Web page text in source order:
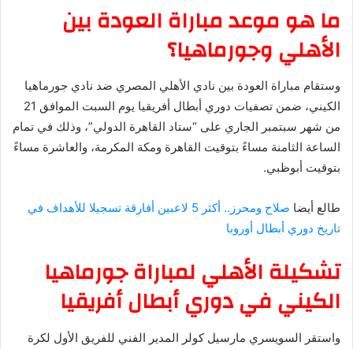
ما هو موعد مباراة العودة بين
الأهلي وجورماهيا؟
وستقام مباراة العودة بين نادي الأهلي المصري ضد نادي جورماهيا
الكيني، ضمن تصفيات دوري أبطال أفريقيا يوم السبت الموافق 21
من شهر سبتمبر الجاري على “ستاد القاهرة الدولي”، وذلك في تمام
الساعة الثامنة مساءً بتوقيت القاهرة ومكة المكرمة، والعاشرة مساءً
بتوقيت أبوظبي.
طالع أيضا
صلاح ومحرز.. أكثر 5 لاعبين أفارقة تسجيلا للأهداف في
تاريخ دوري أبطال أوروبا
تشكيلة الأهلي لمباراة جورماهيا
الكيني في دوري أبطال أفريقيا
واستقر السويسري مارسيل كولر المدير الفني للفريق الأول لكرة